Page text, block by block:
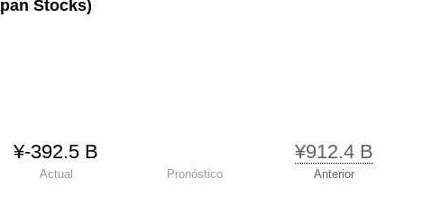
Stocks)
¥​-392.5 B ¥​912.4 B
Actual Pronóstico Anterior